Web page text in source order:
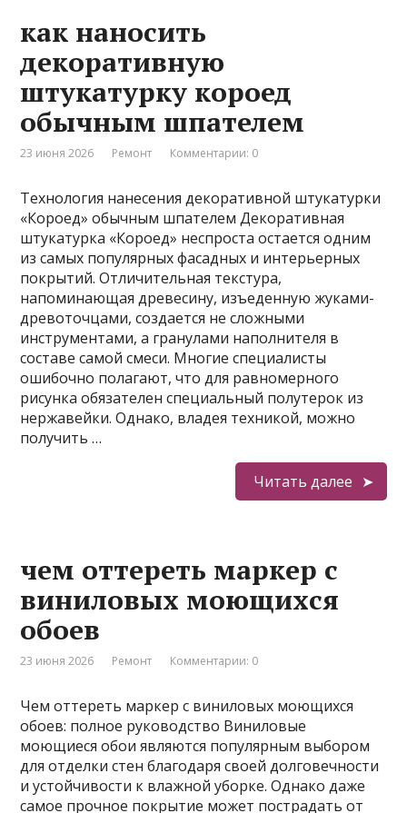
как наносить
декоративную
штукатурку короед
обычным шпателем
23 июня 2026 Ремонт Комментарии: 0
Технология нанесения декоративной штукатурки
«Короед» обычным шпателем Декоративная
штукатурка «Короед» неспроста остается одним
из самых популярных фасадных и интерьерных
покрытий. Отличительная текстура,
напоминающая древесину, изъеденную жуками-
древоточцами, создается не сложными
инструментами, а гранулами наполнителя в
составе самой смеси. Многие специалисты
ошибочно полагают, что для равномерного
рисунка обязателен специальный полутерок из
нержавейки. Однако, владея техникой, можно
получить …
Читать далее
чем оттереть маркер с
виниловых моющихся
обоев
23 июня 2026 Ремонт Комментарии: 0
Чем оттереть маркер с виниловых моющихся
обоев: полное руководство Виниловые
моющиеся обои являются популярным выбором
для отделки стен благодаря своей долговечности
и устойчивости к влажной уборке. Однако даже
самое прочное покрытие может пострадать от